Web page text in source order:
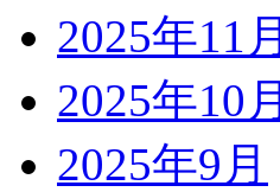
2025年11月
2025年10月
2025年9月